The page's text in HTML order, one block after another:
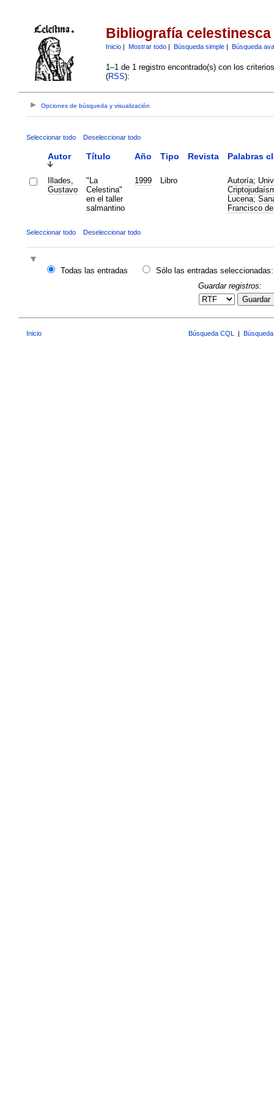
Bibliografía celestinesca
Inicio| Mostrar todo| Búsqueda simple| Búsqueda
1–1 de 1 registro encontrado(s) con los
(RSS):
Opciones de búsqueda y visualización
Seleccionar todo Deseleccionar todo
Autor Título Año Tipo Revista Palabras
Illades,
Gustavo
"La
Celestina"
en el taller
salmantino
1999 Libro Autoría;
Lucena;
Francisco
Seleccionar todo Deseleccionar todo
Todas las entradas
Sólo las entradas seleccionadas:
Guardar registros:
Guardar
Inicio Búsqueda CQL